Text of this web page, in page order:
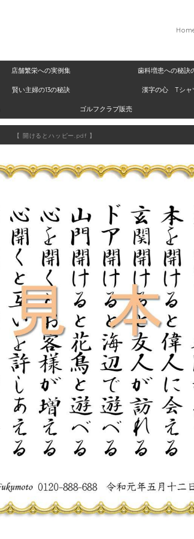
店舗繁栄への実例集 歯科増患への秘訣
賢い主婦の13の秘訣 漢字の心 Tシャ
ゴルフクラブ販売
【 開けるとハッピー.pdf 】